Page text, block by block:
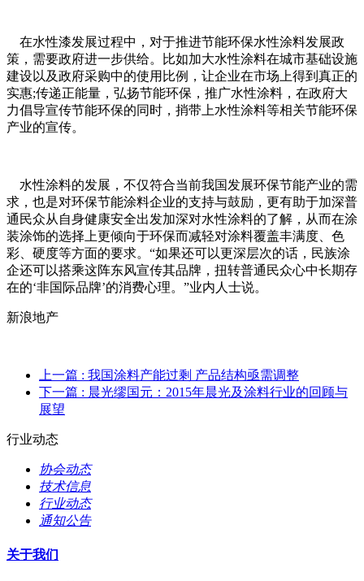
在水性漆发展过程中，对于推进节能环保水性涂料发展政
策，需要政府进一步供给。比如加大水性涂料在城市基础设施
建设以及政府采购中的使用比例，让企业在市场上得到真正的
实惠;传递正能量，弘扬节能环保，推广水性涂料，在政府大
力倡导宣传节能环保的同时，捎带上水性涂料等相关节能环保
产业的宣传。
水性涂料的发展，不仅符合当前我国发展环保节能产业的需
求，也是对环保节能涂料企业的支持与鼓励，更有助于加深普
通民众从自身健康安全出发加深对水性涂料的了解，从而在涂
装涂饰的选择上更倾向于环保而减轻对涂料覆盖丰满度、色
彩、硬度等方面的要求。“如果还可以更深层次的话，民族涂
企还可以搭乘这阵东风宣传其品牌，扭转普通民众心中长期存
在的‘非国际品牌’的消费心理。”业内人士说。
新浪地产
上一篇 : 我国涂料产能过剩 产品结构亟需调整
下一篇 : 晨光缪国元：2015年晨光及涂料行业的回顾与
展望
行业动态
协会动态
技术信息
行业动态
通知公告
关于我们